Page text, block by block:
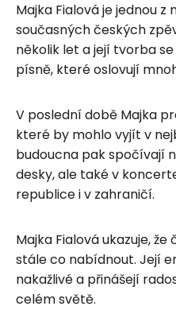
Majka Fialová je jednou
současných českých
několik let a její tvorba
písně, které oslovují
V poslední době Majka
které by mohlo vyjít v
budoucna pak spočívají
desky, ale také v
republice i v zahraničí.
Majka Fialová ukazuje,
stále co nabídnout. Její
nakažlivé a přinášejí
celém světě.